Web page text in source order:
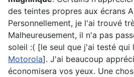
des teintes propres aux écrans
Personnellement, je l'ai trouvé
Malheureusement, il n'a pas
soleil :( [le seul que j'ai testé qui
Motorola]. J'ai beaucoup
économisera vos yeux. Une